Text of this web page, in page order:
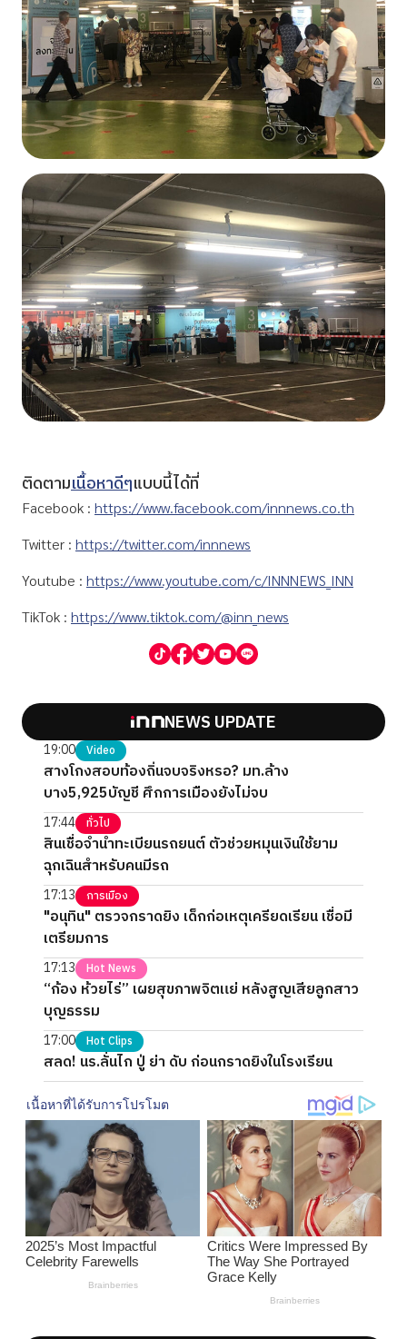
ติดตามเนื้อหาดีๆแบบนี้ได้ที่
Facebook : https://www.facebook.com/innnews.co.th
Twitter : https://twitter.com/innnews
Youtube : https://www.youtube.com/c/INNNEWS_INN
TikTok : https://www.tiktok.com/@inn_news
NEWS UPDATE
19:00 Video
สางโกงสอบท้องถิ่นจบจริงหรอ? มท.ล้าง
บาง5,925บัญชี ศึกการเมืองยังไม่จบ
17:44 ทั่วไป
สินเชื่อจำนำทะเบียนรถยนต์ ตัวช่วยหมุนเงินใช้ยาม
ฉุกเฉินสำหรับคนมีรถ
17:13 การเมือง
"อนุทิน" ตรวจกราดยิง เด็กก่อเหตุเครียดเรียน เชื่อมี
เตรียมการ
17:13 Hot News
“ก้อง ห้วยไร่” เผยสุขภาพจิตแย่ หลังสูญเสียลูกสาว
บุญธรรม
17:00 Hot Clips
สลด! นร.ลั่นไก ปู่ ย่า ดับ ก่อนกราดยิงในโรงเรียน